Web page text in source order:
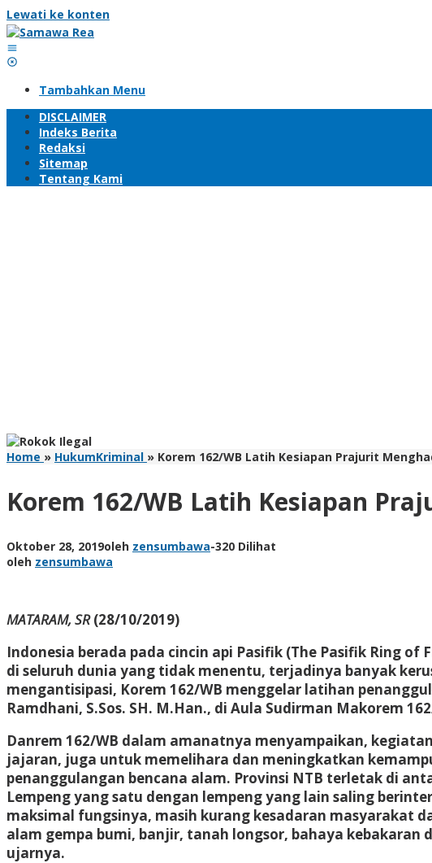
Lewati ke konten
Tambahkan Menu
DISCLAIMER
Indeks Berita
Redaksi
Sitemap
Tentang Kami
Home » HukumKriminal » Korem 162/WB Latih Kesiapan Prajurit
Korem 162/WB Latih Kesiapan
Oktober 28, 2019oleh zensumbawa-320 Dilihat
oleh zensumbawa
MATARAM, SR(28/10/2019)
Indonesia berada pada cincin api Pasifik (The Pasifik Ring
di seluruh dunia yang tidak menentu, terjadinya banyak
mengantisipasi, Korem 162/WB menggelar latihan
Ramdhani, S.Sos. SH. M.Han., di Aula Sudirman Makorem
Danrem 162/WB dalam amanatnya menyampaikan,
jajaran, juga untuk memelihara dan meningkatkan
penanggulangan bencana alam. Provinsi NTB terletak di
Lempeng yang satu dengan lempeng yang lain saling
maksimal fungsinya, masih kurang kesadaran masyarakat
alam gempa bumi, banjir, tanah longsor, bahaya
ujarnya.